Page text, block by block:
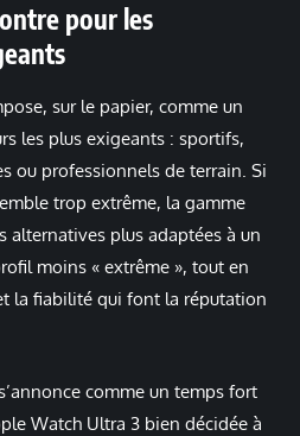
pour les
sur le papier, comme un
les plus exigeants : sportifs,
ou professionnels de terrain. Si
trop extrême, la gamme
alternatives plus adaptées à un
moins « extrême », tout en
la fiabilité qui font la réputation
comme un temps fort
Watch Ultra 3 bien décidée à